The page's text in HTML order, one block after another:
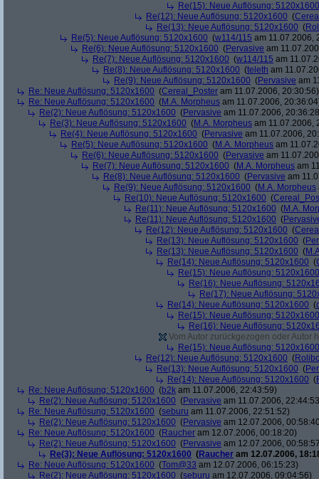
Re(15): Neue Auflösung: 5120x1600
Re(12): Neue Auflösung: 5120x1600 (
Re(13): Neue Auflösung: 5120x1600 (
Re(5): Neue Auflösung: 5120x1600 (w114/115 am 11.07.2006,
Re(6): Neue Auflösung: 5120x1600 (Pervasive am
Re(7): Neue Auflösung: 5120x1600 (w114/115 am
Re(8): Neue Auflösung: 5120x1600 (teleth am
Re(9): Neue Auflösung: 5120x1600 (Pervasive am
Re: Neue Auflösung: 5120x1600 (Cereal_Poster am 11.07.2006, 20:30:56)
Re: Neue Auflösung: 5120x1600 (M.A. Morpheus am 11.07.2006,
Re(2): Neue Auflösung: 5120x1600 (Pervasive am 11.07.2006,
Re(3): Neue Auflösung: 5120x1600 (M.A. Morpheus am 11.07.2006,
Re(4): Neue Auflösung: 5120x1600 (Pervasive am 11.07.2006,
Re(5): Neue Auflösung: 5120x1600 (M.A. Morpheus am
Re(6): Neue Auflösung: 5120x1600 (Pervasive am
Re(7): Neue Auflösung: 5120x1600 (M.A. Morpheus am
Re(8): Neue Auflösung: 5120x1600 (Pervasive am
Re(9): Neue Auflösung: 5120x1600 (M.A. Morpheus
Re(10): Neue Auflösung: 5120x1600 (
Re(11): Neue Auflösung: 5120x1600 (M.A.
Re(11): Neue Auflösung: 5120x1600 (
Re(12): Neue Auflösung: 5120x1600 (
Re(13): Neue Auflösung: 5120x1600 (
Re(13): Neue Auflösung: 5120x1600 (
Re(14): Neue Auflösung: 5120x1600 (
Re(15): Neue Auflösung: 5120x1600
Re(16): Neue Auflösung:
Re(17): Neue Auflösung:
Re(14): Neue Auflösung: 5120x1600 (
Re(15): Neue Auflösung: 5120x1600
Re(16): Neue Auflösung:
Vom Autor zurückgezogen oder Autor
Re(15): Neue Auflösung: 5120x1600
Re(12): Neue Auflösung: 5120x1600 (
Re(13): Neue Auflösung: 5120x1600 (
Re(14): Neue Auflösung: 5120x1600 (
Re: Neue Auflösung: 5120x1600 (b2k am 11.07.2006, 22:43:59)
Re(2): Neue Auflösung: 5120x1600 (Pervasive am 11.07.2006,
Re: Neue Auflösung: 5120x1600 (seburu am 11.07.2006, 22:51:52)
Re(2): Neue Auflösung: 5120x1600 (Pervasive am 12.07.2006,
Re: Neue Auflösung: 5120x1600 (Raucher am 12.07.2006, 00:18:20)
Re(2): Neue Auflösung: 5120x1600 (Pervasive am 12.07.2006,
Re(3): Neue Auflösung: 5120x1600 (Raucher am 12.07.2006,
Re: Neue Auflösung: 5120x1600 (Tom@33 am 12.07.2006, 06:15:23)
Re(2): Neue Auflösung: 5120x1600 (seburu am 12.07.2006, 09:04:56)